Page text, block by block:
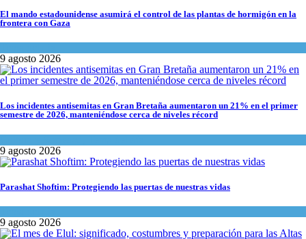
El mando estadounidense asumirá el control de las plantas de hormigón en la
frontera con Gaza
9 agosto 2026
Los incidentes antisemitas en Gran Bretaña aumentaron un 21% en el primer
semestre de 2026, manteniéndose cerca de niveles récord
9 agosto 2026
Parashat Shoftim: Protegiendo las puertas de nuestras vidas
9 agosto 2026